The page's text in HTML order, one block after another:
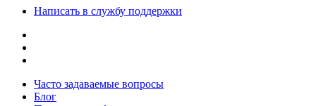
Написать в службу поддержки
Часто задаваемые вопросы
Блог